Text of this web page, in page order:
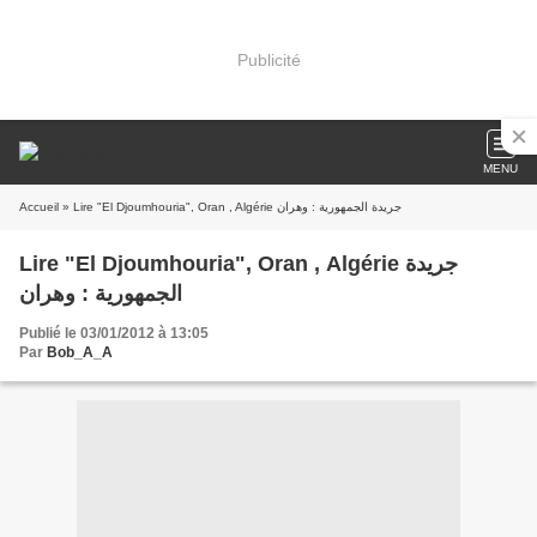
Publicité
MENU
Accueil » Lire "El Djoumhouria", Oran , Algérie جريدة الجمهورية : وهران
Lire "El Djoumhouria", Oran , Algérie جريدة
الجمهورية : وهران
Publié le 03/01/2012 à 13:05
Par Bob_A_A